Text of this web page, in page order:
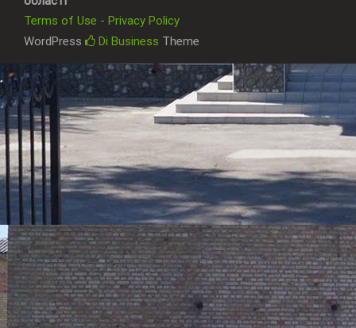
Terms of Use - Privacy Policy
WordPress
Di Business Theme